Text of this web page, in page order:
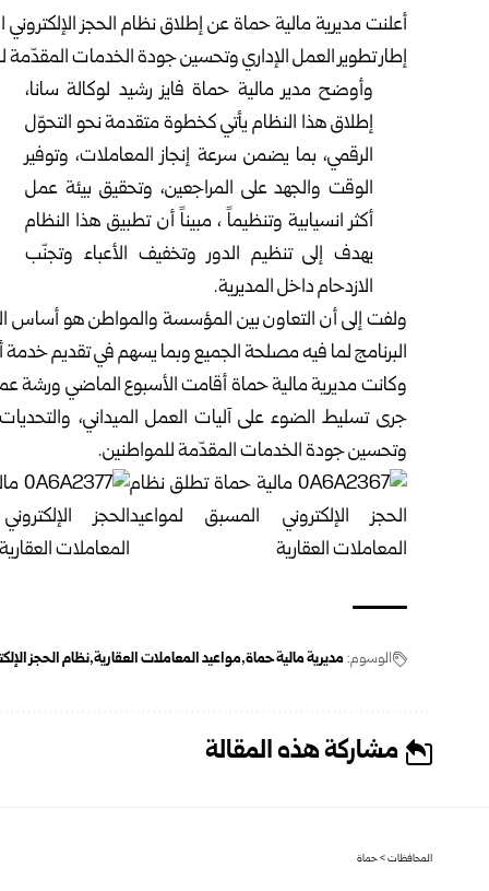
أعلنت مديرية ماليةحماةعن إطلاق نظام الحجز
إطار تطوير العمل الإداري وتحسين جودة الخدمات المقدّمة
وأوضح مدير مالية حماة فايز رشيد لوكالة سانا،
إطلاق هذا النظام يأتي كخطوة متقدمة نحو التحوّل
الرقمي، بما يضمن سرعة إنجاز المعاملات، وتوفير
الوقت والجهد على المراجعين، وتحقيق بيئة عمل
أكثر انسيابية وتنظيماً ، مبيناً أن تطبيق هذا النظام
يهدف إلى تنظيم الدور وتخفيف الأعباء وتجنّب
الازدحام داخل المديرية.
ولفت إلى أن التعاون بين المؤسسة والمواطن هو أساس
البرنامج لما فيه مصلحة الجميع وبما يسهم في تقديم
وكانت مديرية مالية حماة أقامت الأسبوع الماضي ورشة
جرى تسليط الضوء على آليات العمل الميداني،
وتحسين جودة الخدمات المقدّمة للمواطنين.
الوسوم: مديرية مالية حماة مواعيد المعاملات العقارية نظام الحجز
مشاركة هذه المقالة
المحافظات>حماة